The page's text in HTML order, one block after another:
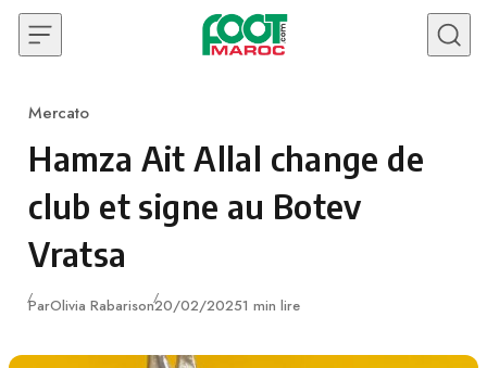
Skip to content
Category
Mercato
Hamza Ait Allal change de
club et signe au Botev
Vratsa
ParOlivia RabarisonPublié
20/02/20251 min lire